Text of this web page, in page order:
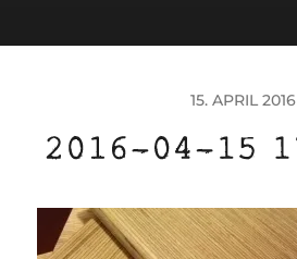
15. APRIL 2016